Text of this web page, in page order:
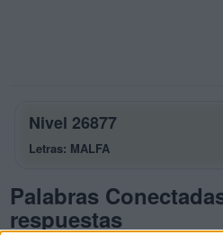
Nivel 26877
Letras: MALFA
Palabras
respuestas